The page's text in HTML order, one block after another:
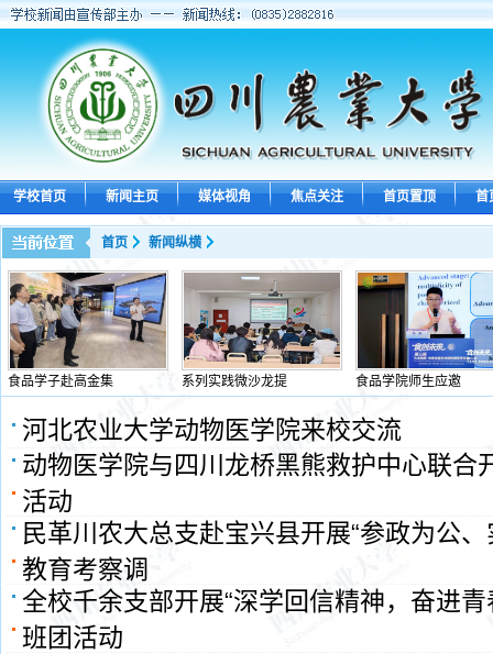
学校首页 新闻主页 媒体视角 焦点关注 首页置顶 首
首页 新闻纵横
食品学子赴高金集 系列实践微沙龙提 食品学院师生应邀
河北农业大学动物医学院来校交流
动物医学院与四川龙桥黑熊救护中心联合
活动
民革川农大总支赴宝兴县开展“参政为公
教育考察调
全校千余支部开展“深学回信精神，奋进
班团活动